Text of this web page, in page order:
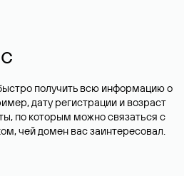
получить всю информацию о
дату регистрации и возраст
по которым можно связаться с
чей домен вас заинтересовал.